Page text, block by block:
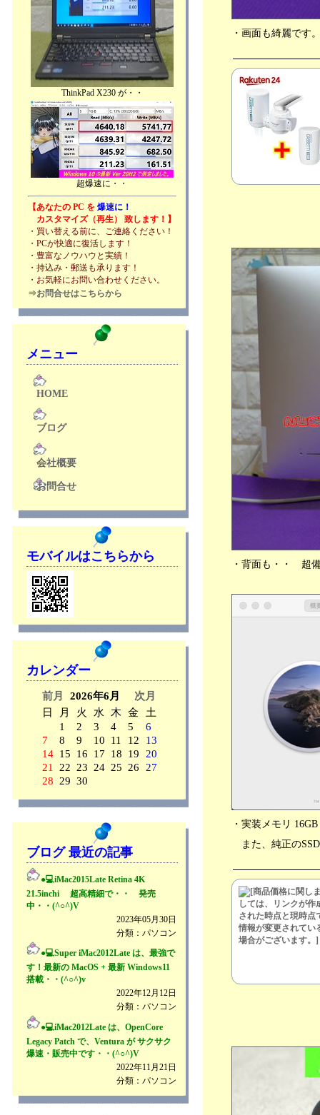
ThinkPad X230 が・・
超爆速に・・
【あなたの PC を 爆速に！
カスタマイズ（再生） 致します！】
・買い替える前に、ご連絡ください！
・PCが快適に復活します！
・豊富なノウハウと実績！
・持込み・郵送も承ります！
・お気軽にお問い合わせください。
⇒お問合せはこちらから
メニュー
HOME
ブログ
会社概要
お問合せ
モバイルはこちらから
カレンダー
前月 2026年6月
次月
日
月 火 水 木 金
土
1
2 3 4 5
6
7
8 9 10 11 12
13
14 15 16 17 18 19
20
21
22 23 24 25 26
27
28
29 30
ブログ 最近の記事
●💻iMac2015Late Retina 4K
21.5inchi 超高精細で・・ 発売
中・・(^○^)V
2023年05月30日
分類：パソコン
●💻Super iMac2012Late は、最強で
す！最新の MacOS + 最新 Windows11
搭載・・(^○^)v
2022年12月12日
分類：パソコン
●💻iMac2012Late は、OpenCore
Legacy Patch で、Ventura が サクサク
爆速・販売中です・・(^○^)V
2022年11月21日
分類：パソコン
・画面も綺麗です
・背面も・・ 超
・実装メモリ
また、純正の